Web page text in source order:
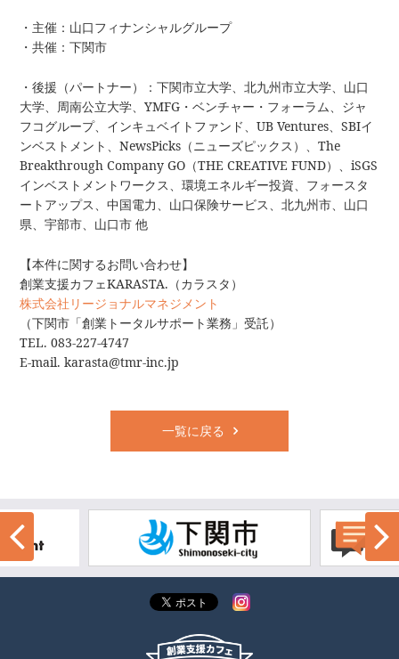
・主催：山口フィナンシャルグループ
・共催：下関市
・後援（パートナー）：下関市立大学、北九州市立大学、山口
大学、周南公立大学、YMFG・ベンチャー・フォーラム、ジャ
フコグループ、インキュベイトファンド、UB Ventures、SBIイ
ンベストメント、NewsPicks（ニューズピックス）、The
Breakthrough Company GO（THE CREATIVE FUND）、iSGS
インベストメントワークス、環境エネルギー投資、フォースタ
ートアップス、中国電力、山口保険サービス、北九州市、山口
県、宇部市、山口市 他
【本件に関するお問い合わせ】
創業支援カフェKARASTA.（カラスタ）
株式会社リージョナルマネジメント
（下関市「創業トータルサポート業務」受託）
TEL. 083-227-4747
E-mail. karasta@tmr-inc.jp
一覧に戻る